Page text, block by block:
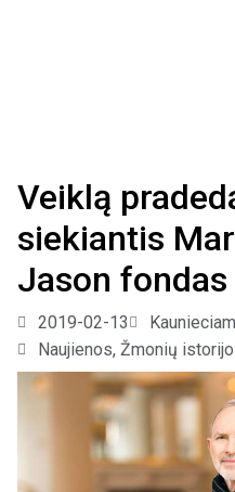
Veiklą
siekiantis
Jason fondas
2019-02-13
Naujienos, Žmonių